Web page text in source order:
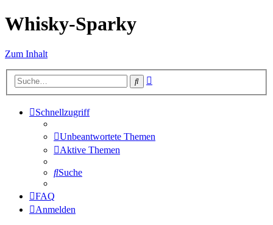
Whisky-Sparky
Zum Inhalt
Suche
Schnellzugriff
Unbeantwortete Themen
Aktive Themen
Suche
FAQ
Anmelden